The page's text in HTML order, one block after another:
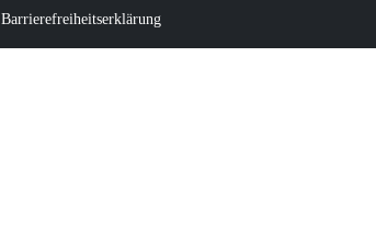
Barrierefreiheitserklärung